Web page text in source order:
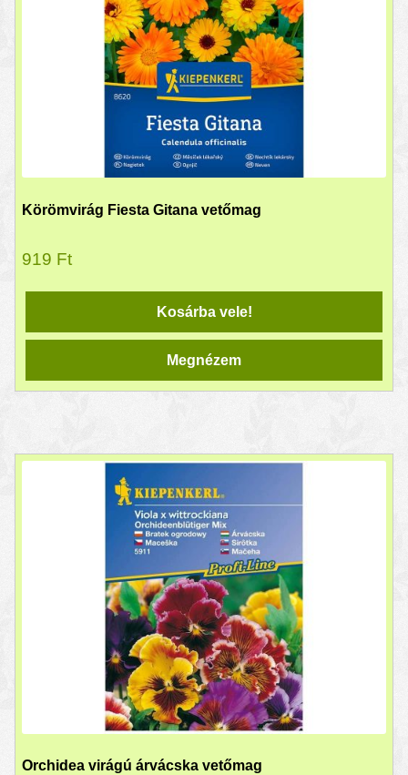
Körömvirág Fiesta Gitana vetőmag
919 Ft
Kosárba vele!
Megnézem
Orchidea virágú árvácska vetőmag